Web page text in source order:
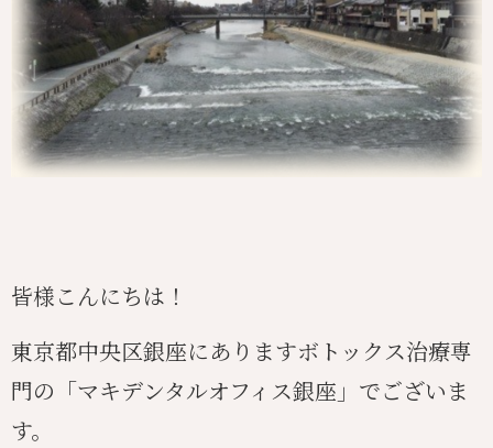
皆様こんにちは！
東京都中央区銀座にありますボトックス治療専
門の「マキデンタルオフィス銀座」でございま
す。